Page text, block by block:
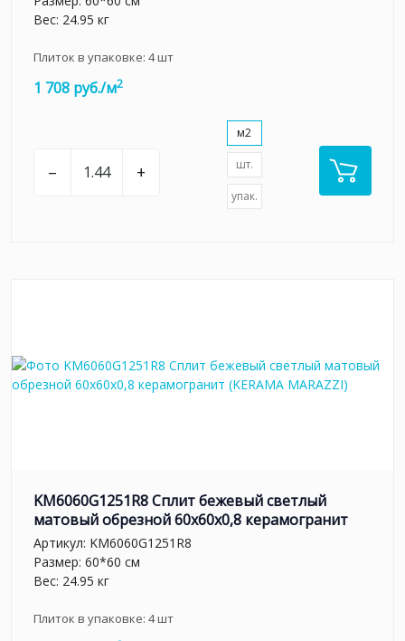
Вес: 24.95 кг
Плиток в упаковке: 4шт
1 708 руб./м2
– +
м2
шт.
упак.
KM6060G1251R8 Сплит бежевый светлый
матовый обрезной 60x60x0,8 керамогранит
Артикул: KM6060G1251R8
Размер: 60*60 см
Вес: 24.95 кг
Плиток в упаковке: 4шт